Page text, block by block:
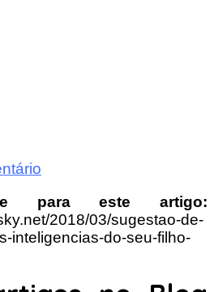
para este artigo:
2018/03/sugestao-de-
inteligencias-do-seu-filho-